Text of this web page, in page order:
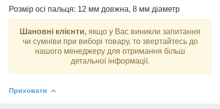
Розмір осі пальця: 12 мм довжна, 8 мм діаметр
Шановні клієнти, якщо у Вас виникли запитання
чи сумніви при виборі товару, то звертайтесь до
нашого менеджеру для отримання більш
детальної інформації.
Приховати